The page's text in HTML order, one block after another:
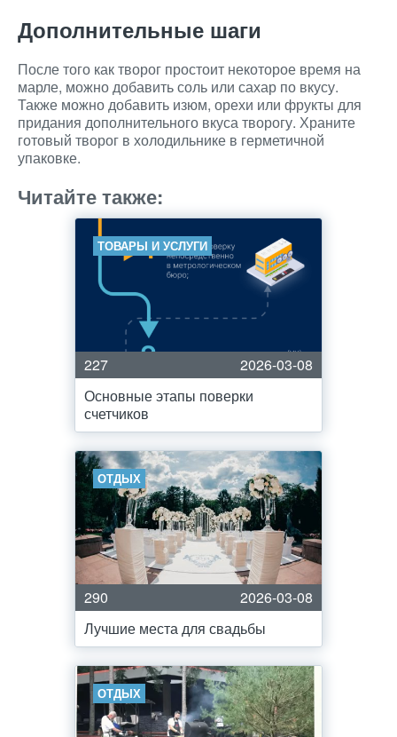
Дополнительные шаги
После того как творог простоит некоторое время на
марле, можно добавить соль или сахар по вкусу.
Также можно добавить изюм, орехи или фрукты для
придания дополнительного вкуса творогу. Храните
готовый творог в холодильнике в герметичной
упаковке.
Читайте также:
ТОВАРЫ И УСЛУГИ
227
2026-03-08
Основные этапы поверки
счетчиков
ОТДЫХ
290
2026-03-08
Лучшие места для свадьбы
ОТДЫХ